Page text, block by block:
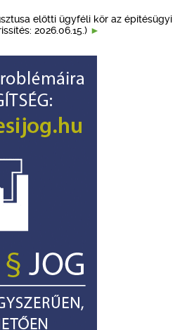
előtti ügyféli kör az építésügyi
2026.06.15.)